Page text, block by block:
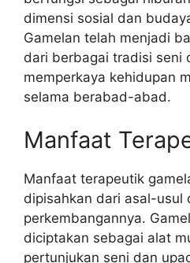
dimensi sosial dan
Gamelan telah menjadi
dari berbagai tradisi seni
memperkaya kehidupan
selama berabad-abad.
Manfaat
Manfaat terapeutik
dipisahkan dari asal-usul
perkembangannya.
diciptakan sebagai alat
pertunjukan seni dan